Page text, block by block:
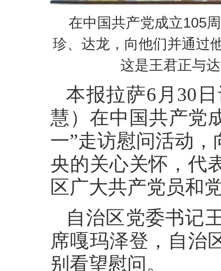
在中国共产党成立105
珍、达龙，向他们并通过
这是王君正与
本报拉萨6月30
慧）在中国共产党
一”走访慰问活动
央的关心关怀，代
区广大共产党员和
自治区党委书记
席嘎玛泽登，自治
别看望慰问。